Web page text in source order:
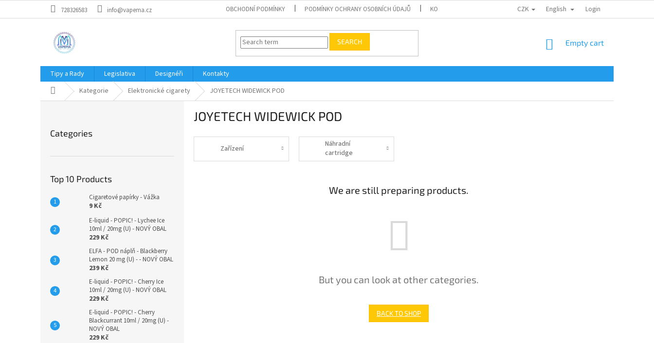
728326583 info@vapema.cz OBCHODNÍ PODMÍNKY PODMÍNKY OCHRANY OSOBNÍCH ÚDAJŮ KONTAKTY CZK English Login
SEARCH
SHOPPING
Empty cart
Tipy a Rady Legislativa Designéři
Kontakty
Home Kategorie Elektronické cigarety JOYETECH WIDEWICK POD
categories
Categories
Top 10 Products
Cigaretové papírky - Vážka
9 Kč
E-liquid - POPIC! - Lychee Ice
10ml / 20mg (U) - NOVÝ OBAL
229 Kč
ELFA - POD náplň - Blackberry
Lemon 20 mg (U) - - NOVÝ OBAL
239 Kč
E-liquid - POPIC! - Cherry Ice
10ml / 20mg (U) - NOVÝ OBAL
229 Kč
E-liquid - POPIC! - Cherry
Blackcurrant 10ml / 20mg (U) -
NOVÝ OBAL
229 Kč
JOYETECH WIDEWICK POD
Zařízení
Náhradní
cartridge
We are still preparing products.
But you can look at other categories.
BACK TO SHOP